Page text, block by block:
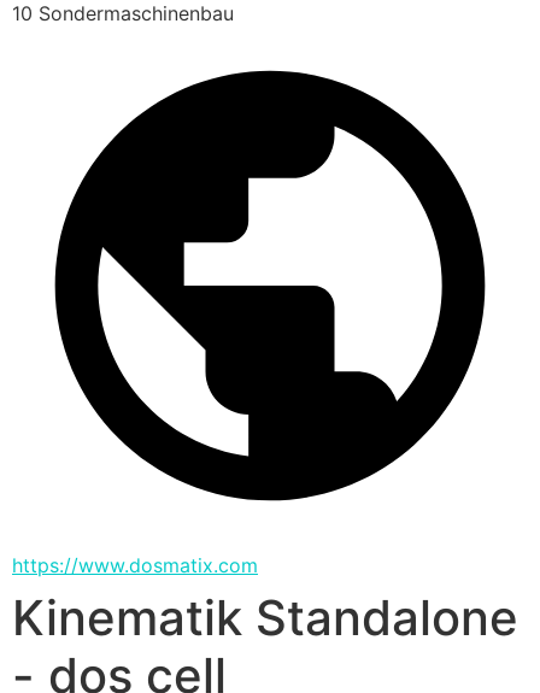
10 Sondermaschinenbau
https://www.dosmatix.com
Kinematik Standalone
- dos cell